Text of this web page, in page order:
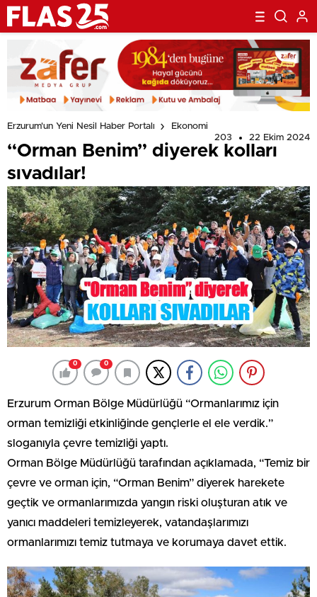
Erzurum'un Yeni Nesil Haber Portalı
Ekonomi
203
22 Ekim 2024
“Orman Benim” diyerek kolları
sıvadılar!
0 0
Erzurum Orman Bölge Müdürlüğü “Ormanlarımız için
orman temizliği etkinliğinde gençlerle el ele verdik.”
sloganıyla çevre temizliği yaptı.
Orman Bölge Müdürlüğü tarafından açıklamada, “Temiz bir
çevre ve orman için, “Orman Benim” diyerek harekete
geçtik ve ormanlarımızda yangın riski oluşturan atık ve
yanıcı maddeleri temizleyerek, vatandaşlarımızı
ormanlarımızı temiz tutmaya ve korumaya davet ettik.